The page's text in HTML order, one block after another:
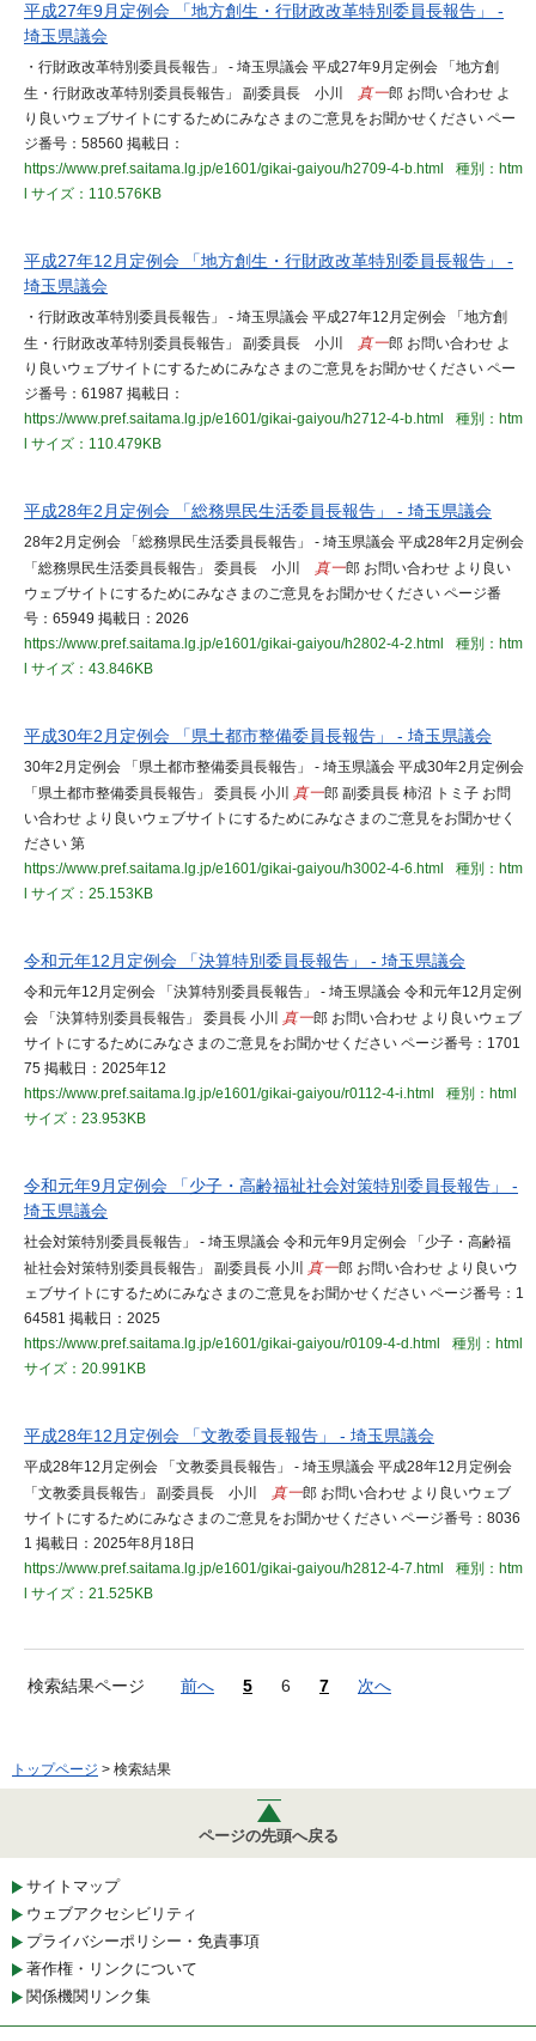
平成27年9月定例会 「地方創生・行財政改革特別委員長報告」 -
埼玉県議会
・行財政改革特別委員長報告」 - 埼玉県議会 平成27年9月定例会 「地方創
生・行財政改革特別委員長報告」 副委員長 小川 真一郎 お問い合わせ よ
り良いウェブサイトにするためにみなさまのご意見をお聞かせください ペー
ジ番号：58560 掲載日：
https://www.pref.saitama.lg.jp/e1601/gikai-gaiyou/h2709-4-b.html
種別：htm
サイズ：110.576KB
平成27年12月定例会 「地方創生・行財政改革特別委員長報告」 -
埼玉県議会
・行財政改革特別委員長報告」 - 埼玉県議会 平成27年12月定例会 「地方創
生・行財政改革特別委員長報告」 副委員長 小川 真一郎 お問い合わせ よ
り良いウェブサイトにするためにみなさまのご意見をお聞かせください ペー
ジ番号：61987 掲載日：
https://www.pref.saitama.lg.jp/e1601/gikai-gaiyou/h2712-4-b.html
種別：htm
サイズ：110.479KB
平成28年2月定例会 「総務県民生活委員長報告」 - 埼玉県議会
28年2月定例会 「総務県民生活委員長報告」 - 埼玉県議会 平成28年2月定例会
「総務県民生活委員長報告」 委員長 小川 真一郎 お問い合わせ より良い
ウェブサイトにするためにみなさまのご意見をお聞かせください ページ番
号：65949 掲載日：2026
https://www.pref.saitama.lg.jp/e1601/gikai-gaiyou/h2802-4-2.html
種別：htm
サイズ：43.846KB
平成30年2月定例会 「県土都市整備委員長報告」 - 埼玉県議会
30年2月定例会 「県土都市整備委員長報告」 - 埼玉県議会 平成30年2月定例会
「県土都市整備委員長報告」 委員長 小川 真一郎 副委員長 柿沼 トミ子 お問
い合わせ より良いウェブサイトにするためにみなさまのご意見をお聞かせく
ださい 第
https://www.pref.saitama.lg.jp/e1601/gikai-gaiyou/h3002-4-6.html
種別：htm
サイズ：25.153KB
令和元年12月定例会 「決算特別委員長報告」 - 埼玉県議会
令和元年12月定例会 「決算特別委員長報告」 - 埼玉県議会 令和元年12月定例
会 「決算特別委員長報告」 委員長 小川 真一郎 お問い合わせ より良いウェブ
サイトにするためにみなさまのご意見をお聞かせください ページ番号：1701
75 掲載日：2025年12
https://www.pref.saitama.lg.jp/e1601/gikai-gaiyou/r0112-4-i.html
種別：html
サイズ：23.953KB
令和元年9月定例会 「少子・高齢福祉社会対策特別委員長報告」 -
埼玉県議会
社会対策特別委員長報告」 - 埼玉県議会 令和元年9月定例会 「少子・高齢福
祉社会対策特別委員長報告」 副委員長 小川 真一郎 お問い合わせ より良いウ
ェブサイトにするためにみなさまのご意見をお聞かせください ページ番号：1
64581 掲載日：2025
https://www.pref.saitama.lg.jp/e1601/gikai-gaiyou/r0109-4-d.html
種別：html
サイズ：20.991KB
平成28年12月定例会 「文教委員長報告」 - 埼玉県議会
平成28年12月定例会 「文教委員長報告」 - 埼玉県議会 平成28年12月定例会
「文教委員長報告」 副委員長 小川 真一郎 お問い合わせ より良いウェブ
サイトにするためにみなさまのご意見をお聞かせください ページ番号：8036
1 掲載日：2025年8月18日
https://www.pref.saitama.lg.jp/e1601/gikai-gaiyou/h2812-4-7.html
種別：htm
サイズ：21.525KB
検索結果ページ 前へ 5 6 7 次へ
トップページ > 検索結果
ページの先頭へ戻る
サイトマップ
ウェブアクセシビリティ
プライバシーポリシー・免責事項
著作権・リンクについて
関係機関リンク集